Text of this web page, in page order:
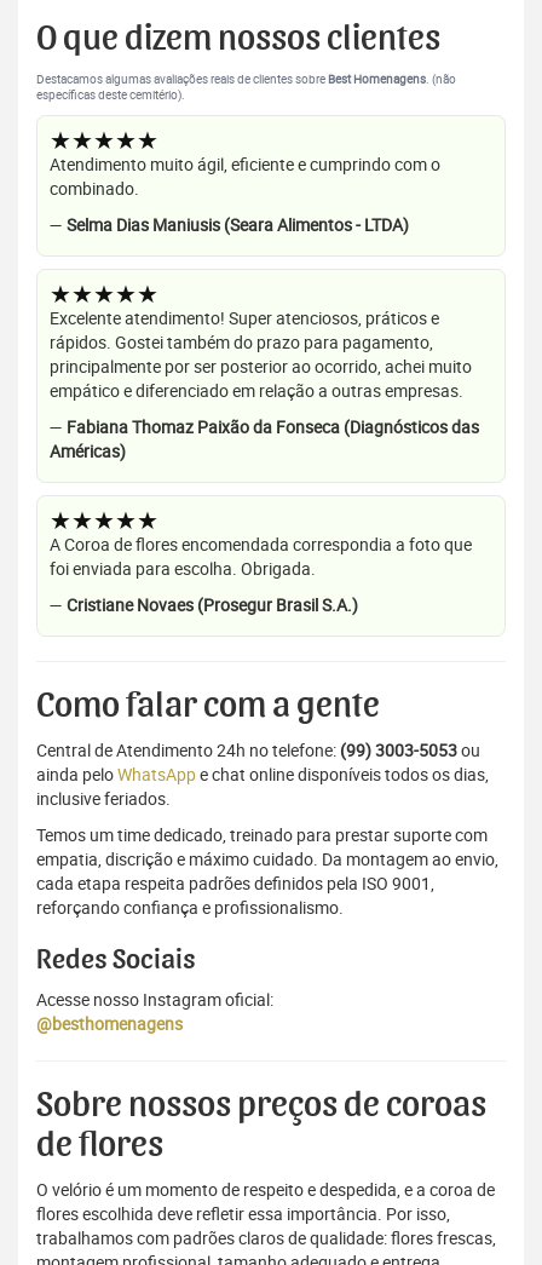
O que dizem nossos clientes
Destacamos algumas avaliações reais de clientes sobre Best Homenagens. (não
específicas deste cemitério).
★★★★★
Atendimento muito ágil, eficiente e cumprindo com o
combinado.
— Selma Dias Maniusis (Seara Alimentos - LTDA)
★★★★★
Excelente atendimento! Super atenciosos, práticos e
rápidos. Gostei também do prazo para pagamento,
principalmente por ser posterior ao ocorrido, achei muito
empático e diferenciado em relação a outras empresas.
— Fabiana Thomaz Paixão da Fonseca (Diagnósticos das
Américas)
★★★★★
A Coroa de flores encomendada correspondia a foto que
foi enviada para escolha. Obrigada.
— Cristiane Novaes (Prosegur Brasil S.A.)
Como falar com a gente
Central de Atendimento 24h no telefone: (99) 3003-5053ou
ainda peloWhatsAppe chat online disponíveis todos os dias,
inclusive feriados.
Temos um time dedicado, treinado para prestar suporte com
empatia, discrição e máximo cuidado. Da montagem ao envio,
cada etapa respeita padrões definidos pela ISO 9001,
reforçando confiança e profissionalismo.
Redes Sociais
Acesse nosso Instagram oficial:
@besthomenagens
Sobre nossos preços de coroas
de flores
O velório é um momento de respeito e despedida, e a coroa de
flores escolhida deve refletir essa importância. Por isso,
trabalhamos com padrões claros de qualidade: flores frescas,